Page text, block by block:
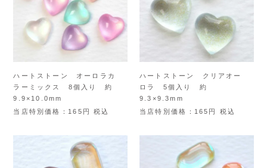
ハートストーン オーロラカ
ラーミックス 8個入り 約
9.9×10.0mm
当店特別価格
165 税込
ハートストーン クリアオー
ロラ 5個入り 約
9.3×9.3mm
当店特別価格
165 税込